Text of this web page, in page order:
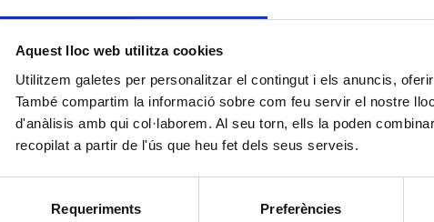
Aquest lloc web utilitza cookies
Utilitzem galetes per personalitzar el contingut i els anuncis,
També compartim la informació sobre com feu servir el nostre
d'anàlisis amb qui col·laborem. Al seu torn, ells la poden
recopilat a partir de l'ús que heu fet dels seus serveis.
Requeriments Preferències